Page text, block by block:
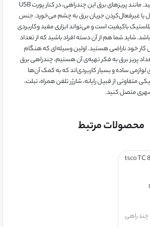
تامین می‌کنند، شارژ کنید. مانند پریزهای برق این چندراهی، در کنار پورت USB
غیرفعال‌کردن جریان برق به چشم می‌خورد. جنس
باکیفیت است و می‌تواند ابزاری مفید وکاربردی
شاید شما هم از آن دسته افراد باشید که از تعداد
کار خود ناراضی هستید. اولین وسیله‌ای که هنگام
پریز برق به فکر تهیه‌ی آن هستیم، چندراهی‌ برق
ساده و بسیار کاربردی‌اند که به کمک آن‌ها
متفاوتی از قبیل رایانه‌، شارژر تلفن همراه، تبلت،
شهری متصل کنید.
محصولات مرتبط
چند راهی